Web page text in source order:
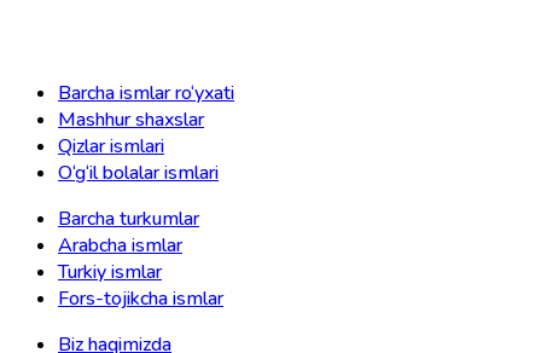
Barcha ismlar ro‘yxati
Mashhur shaxslar
Qizlar ismlari
O‘g‘il bolalar ismlari
Barcha turkumlar
Arabcha ismlar
Turkiy ismlar
Fors-tojikcha ismlar
Biz haqimizda